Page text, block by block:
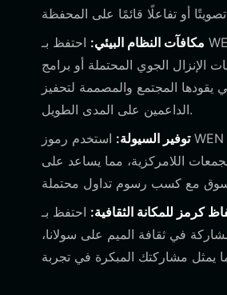
مكافآت النظام البيئي: احتفظ بـ WEN في محفظتك
الإنزال الجوي المحتملة أو برامج
يقودها المجتمع والمصممة لتحفيز
الداعمين على المدى الطويل.
توفير السيولة: استخدم رموز WEN الخاصة بك لتوفير
اللامركزية، مما يساعد على
كرمز للمكانة الثقافية: احتفظ بـ WEN في
في ثقافة الميم على سولانا،